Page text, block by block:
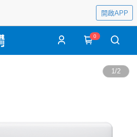
開啟APP
0
1/2